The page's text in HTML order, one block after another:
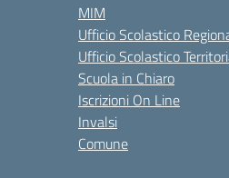
MIM
Ufficio Scolastico
Ufficio Scolastico
Scuola in Chiaro
Iscrizioni On Line
Invalsi
Comune